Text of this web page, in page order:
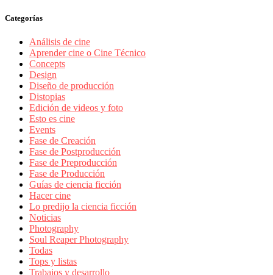
Categorías
Análisis de cine
Aprender cine o Cine Técnico
Concepts
Design
Diseño de producción
Distopias
Edición de videos y foto
Esto es cine
Events
Fase de Creación
Fase de Postproducción
Fase de Preproducción
Fase de Producción
Guías de ciencia ficción
Hacer cine
Lo predijo la ciencia ficción
Noticias
Photography
Soul Reaper Photography
Todas
Tops y listas
Trabajos y desarrollo